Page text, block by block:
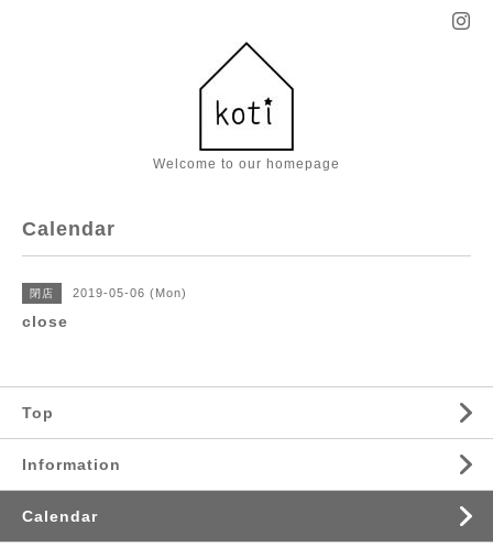
Welcome to our homepage
Calendar
閉店 2019-05-06 (Mon)
close
Top
Information
Calendar